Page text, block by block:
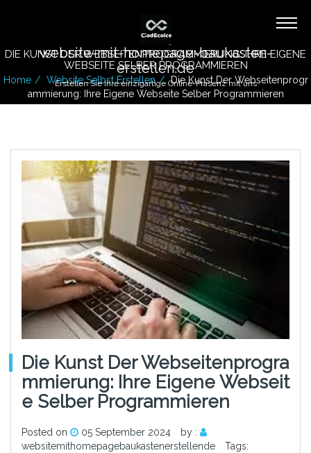
website-mit-homepage-baukasten-
erstellen.de
Erstellen Sie Ihre einzigartige Online-Präsenz mit uns
DIE KUNST DER WEBSEITENPROGRAMMIERUNG: IHRE EIGENE
WEBSEITE SELBER PROGRAMMIEREN
Home Website Selbst Erstellen
Die Kunst Der Webseitenprogr
Ammierung: Ihre Eigene Webseite Selber Programmieren
Die Kunst Der Webseitenprogra
Mmierung: Ihre Eigene Webseit
E Selber Programmieren
Posted on 05 September 2024
by :
websitemithomepagebaukastenerstellende
Tags: